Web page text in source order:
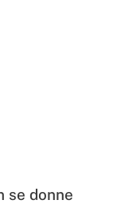
se donne